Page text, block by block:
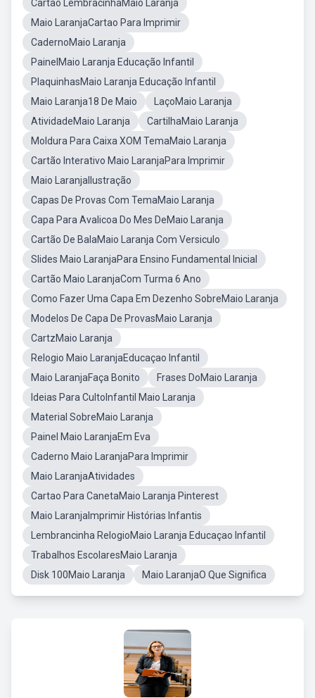
Cartão LembracinhaMaio Laranja
Maio LaranjaCartao Para Imprimir
CadernoMaio Laranja
PainelMaio Laranja Educação Infantil
PlaquinhasMaio Laranja Educação Infantil
Maio Laranja18 De Maio
LaçoMaio Laranja
AtividadeMaio Laranja
CartilhaMaio Laranja
Moldura Para Caixa XOM TemaMaio Laranja
Cartão Interativo Maio LaranjaPara Imprimir
Maio LaranjaIlustração
Capas De Provas Com TemaMaio Laranja
Capa Para Avalicoa Do Mes DeMaio Laranja
Cartão De BalaMaio Laranja Com Versiculo
Slides Maio LaranjaPara Ensino Fundamental Inicial
Cartão Maio LaranjaCom Turma 6 Ano
Como Fazer Uma Capa Em Dezenho SobreMaio Laranja
Modelos De Capa De ProvasMaio Laranja
CartzMaio Laranja
Relogio Maio LaranjaEducaçao Infantil
Maio LaranjaFaça Bonito
Frases DoMaio Laranja
Ideias Para CultoInfantil Maio Laranja
Material SobreMaio Laranja
Painel Maio LaranjaEm Eva
Caderno Maio LaranjaPara Imprimir
Maio LaranjaAtividades
Cartao Para CanetaMaio Laranja Pinterest
Maio LaranjaImprimir Histórias Infantis
Lembrancinha RelogioMaio Laranja Educaçao Infantil
Trabalhos EscolaresMaio Laranja
Disk 100Maio Laranja
Maio LaranjaO Que Significa